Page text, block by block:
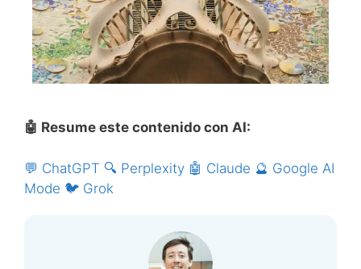
🤖 Resume este contenido con AI:
💬 ChatGPT 🔍 Perplexity 🤖 Claude 🔮 Google AI
Mode 🐦 Grok